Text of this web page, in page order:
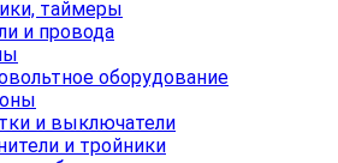
таймеры
и провода
оборудование
и выключатели
и тройники